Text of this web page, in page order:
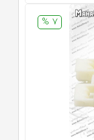
7 %